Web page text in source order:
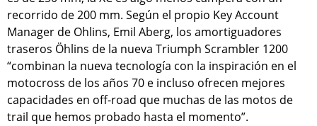
recorrido de 200 mm. Según el propio Key Account
Manager de Ohlins, Emil Aberg, los amortiguadores
traseros Öhlins de la nueva Triumph Scrambler 1200
“combinan la nueva tecnología con la inspiración en el
motocross de los años 70 e incluso ofrecen mejores
capacidades en off-road que muchas de las motos de
trail que hemos probado hasta el momento”.